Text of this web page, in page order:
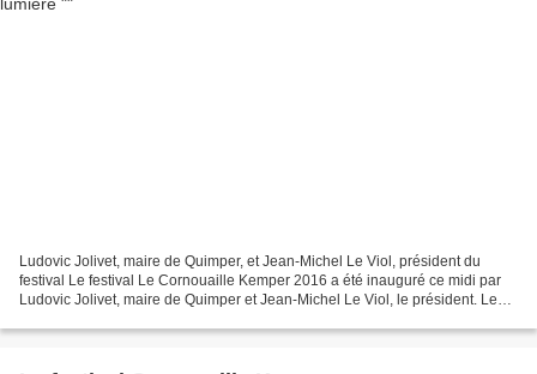
Ludovic Jolivet, maire de Quimper, et Jean-Michel Le Viol, président du
festival Le festival Le Cornouaille Kemper 2016 a été inauguré ce midi par
Ludovic Jolivet, maire de Quimper et Jean-Michel Le Viol, le président. Le